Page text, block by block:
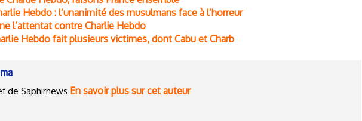
Hebdo : l’unanimité des musulmans face à l’horreur
l’attentat contre Charlie Hebdo
Hebdo fait plusieurs victimes, dont Cabu et Charb
de Saphirnews En savoir plus sur cet auteur